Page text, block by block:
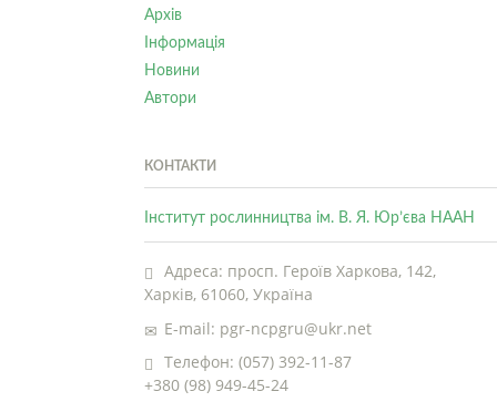
Архів
Інформація
Новини
Автори
КОНТАКТИ
Інститут рослинництва ім. В. Я. Юр’єва НААН
Адреса: просп. Героїв Харкова, 142,
Харків, 61060, Україна
E-mail: pgr-ncpgru@ukr.net
Телефон: (057) 392-11-87
+380 (98) 949-45-24